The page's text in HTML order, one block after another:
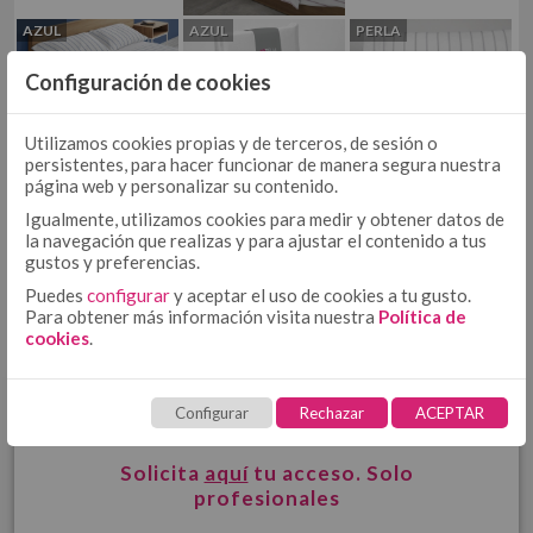
COJÍN
COJÍN 50/50
MULTIUSOS, PLAIDS Y MANTITAS
MULTIUSOS
PLAIDS
MANTITAS
CUBRECANAPÉ
CUBRECANAPÉ TIPO COLCHA
RELLENO NÓRDICO
RELLENO NÓRDICO DE MICROFIBRA
PROTECTORES
PROTECTOR DE ALMOHADA DE TENCEL + PU
PROTECTOR DE COLCHÓN DE TENCEL + PU
HOSTELERÍA
ROPA DE CAMA HOSTELERÍA ALGODÓN
AZUL AZUL PERLA
PERLA PERLA
¿INTERESADO?
Solicita aquítu acceso. Solo
profesionales
Configuración de cookies
Utilizamos cookies propias y de terceros, de sesión o
persistentes, para hacer funcionar de manera segura nuestra
página web y personalizar su contenido.
Igualmente, utilizamos cookies para medir y obtener datos de
la navegación que realizas y para ajustar el contenido a tus
gustos y preferencias.
Puedes configurary aceptar el uso de cookies a tu gusto.
Para obtener más información visita nuestra Política de
cookies
Configurar Rechazar ACEPTAR